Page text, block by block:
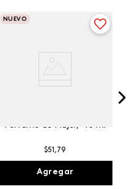
NUEVO
Perfume de Mujer, 45 ml
$51 ,79
Agregar